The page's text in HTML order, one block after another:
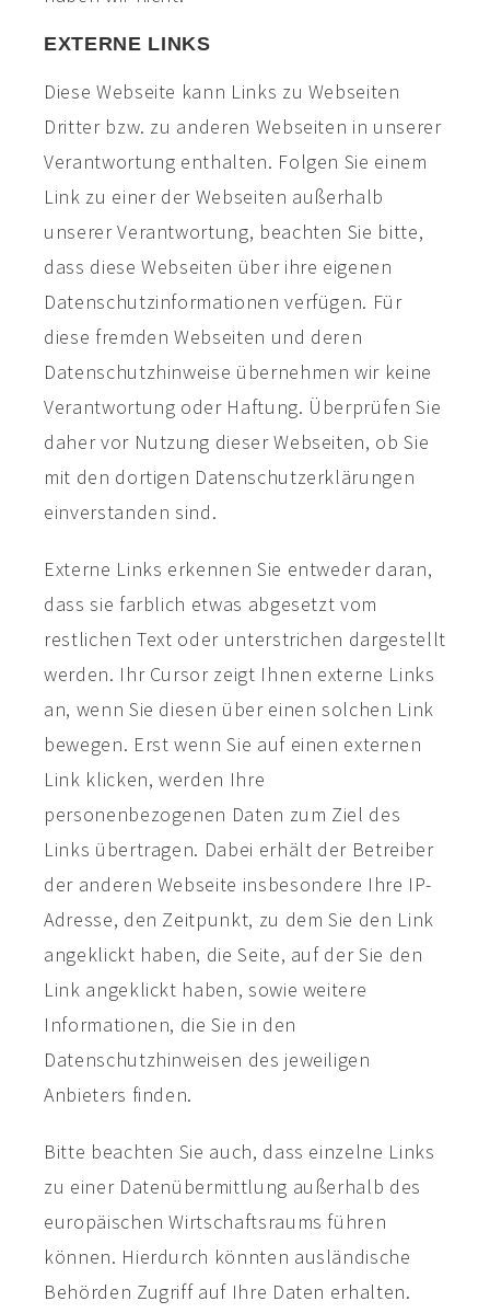
EXTERNE LINKS
Diese Webseite kann Links zu Webseiten
Dritter bzw. zu anderen Webseiten in unserer
Verantwortung enthalten. Folgen Sie einem
Link zu einer der Webseiten außerhalb
unserer Verantwortung, beachten Sie bitte,
dass diese Webseiten über ihre eigenen
Datenschutzinformationen verfügen. Für
diese fremden Webseiten und deren
Datenschutzhinweise übernehmen wir keine
Verantwortung oder Haftung. Überprüfen Sie
daher vor Nutzung dieser Webseiten, ob Sie
mit den dortigen Datenschutzerklärungen
einverstanden sind.
Externe Links erkennen Sie entweder daran,
dass sie farblich etwas abgesetzt vom
restlichen Text oder unterstrichen dargestellt
werden. Ihr Cursor zeigt Ihnen externe Links
an, wenn Sie diesen über einen solchen Link
bewegen. Erst wenn Sie auf einen externen
Link klicken, werden Ihre
personenbezogenen Daten zum Ziel des
Links übertragen. Dabei erhält der Betreiber
der anderen Webseite insbesondere Ihre IP-
Adresse, den Zeitpunkt, zu dem Sie den Link
angeklickt haben, die Seite, auf der Sie den
Link angeklickt haben, sowie weitere
Informationen, die Sie in den
Datenschutzhinweisen des jeweiligen
Anbieters finden.
Bitte beachten Sie auch, dass einzelne Links
zu einer Datenübermittlung außerhalb des
europäischen Wirtschaftsraums führen
können. Hierdurch könnten ausländische
Behörden Zugriff auf Ihre Daten erhalten.